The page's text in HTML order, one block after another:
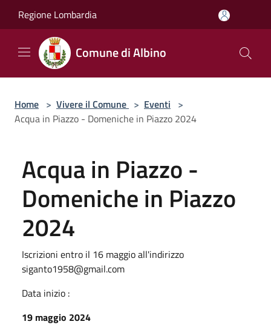
Regione Lombardia
Comune di Albino
Home > Vivere il Comune > Eventi >
Acqua in Piazzo - Domeniche in Piazzo 2024
Acqua in Piazzo -
Domeniche in Piazzo
2024
Iscrizioni entro il 16 maggio all'indirizzo
siganto1958@gmail.com
Data inizio :
19 maggio 2024